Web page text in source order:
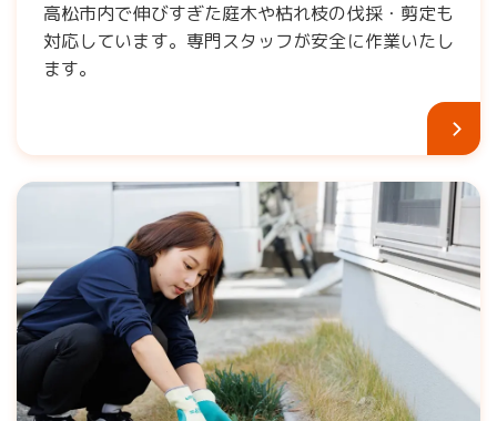
高松市内で伸びすぎた庭木や枯れ枝の伐採・剪定も
対応しています。専門スタッフが安全に作業いたし
ます。